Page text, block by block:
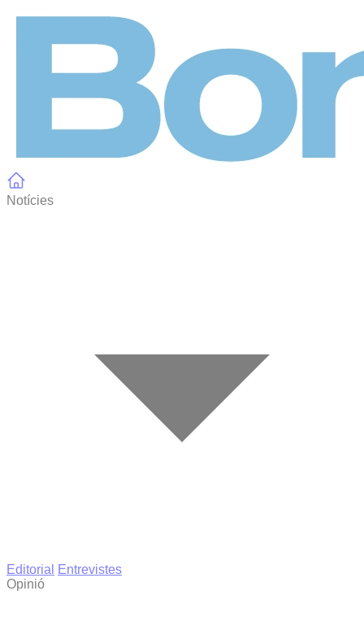
Notícies
Editorial
Entrevistes
Opinió